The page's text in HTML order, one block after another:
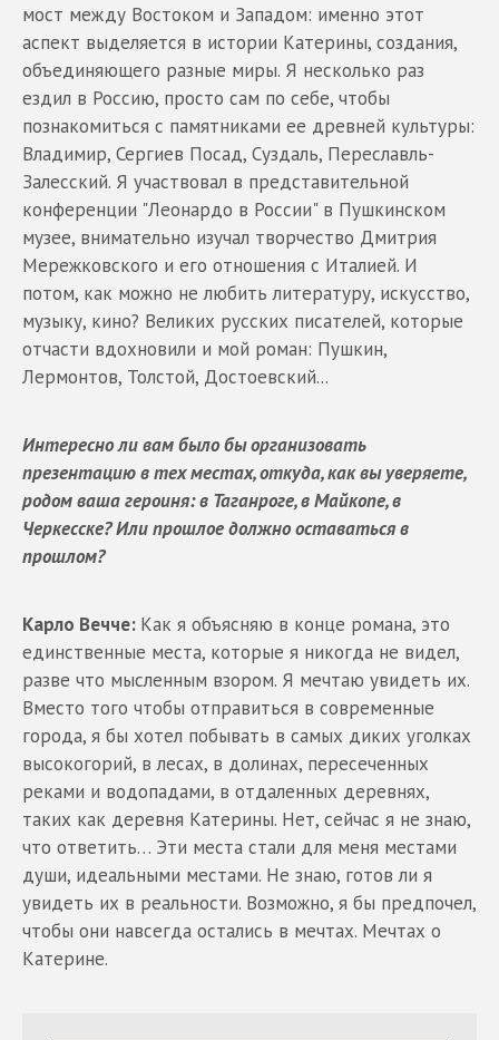
мост между Востоком и Западом: именно этот
аспект выделяется в истории Катерины, создания,
объединяющего разные миры. Я несколько раз
ездил в Россию, просто сам по себе, чтобы
познакомиться с памятниками ее древней культуры:
Владимир, Сергиев Посад, Суздаль, Переславль-
Залесский. Я участвовал в представительной
конференции "Леонардо в России" в Пушкинском
музее, внимательно изучал творчество Дмитрия
Мережковского и его отношения с Италией. И
потом, как можно не любить литературу, искусство,
музыку, кино? Великих русских писателей, которые
отчасти вдохновили и мой роман: Пушкин,
Лермонтов, Толстой, Достоевский...
Интересно ли вам было бы организовать
презентацию в тех местах, откуда, как вы уверяете,
родом ваша героиня: в Таганроге, в Майкопе, в
Черкесске? Или прошлое должно оставаться в
прошлом?
Карло Вечче: Как я объясняю в конце романа, это
единственные места, которые я никогда не видел,
разве что мысленным взором. Я мечтаю увидеть их.
Вместо того чтобы отправиться в современные
города, я бы хотел побывать в самых диких уголках
высокогорий, в лесах, в долинах, пересеченных
реками и водопадами, в отдаленных деревнях,
таких как деревня Катерины. Нет, сейчас я не знаю,
что ответить… Эти места стали для меня местами
души, идеальными местами. Не знаю, готов ли я
увидеть их в реальности. Возможно, я бы предпочел,
чтобы они навсегда остались в мечтах. Мечтах о
Катерине.